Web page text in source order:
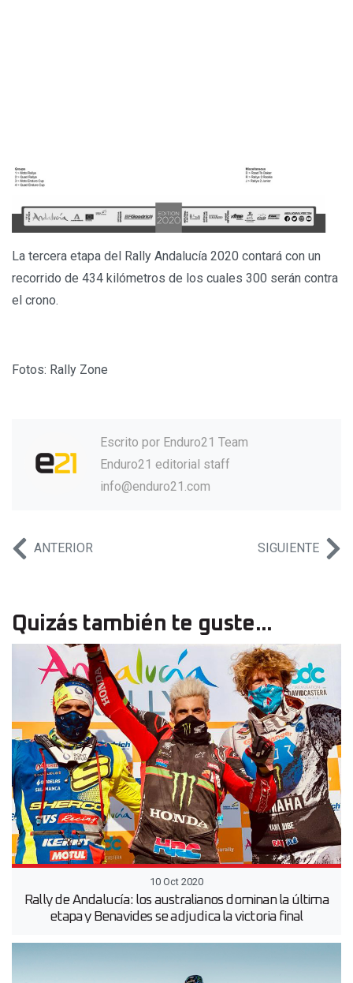
La tercera etapa del Rally Andalucía 2020 contará con un
recorrido de 434 kilómetros de los cuales 300 serán contra
el crono.
Fotos: Rally Zone
Escrito por Enduro21 Team
Enduro21 editorial staff
info@enduro21.com
ANTERIOR SIGUIENTE
Quizás también te guste...
10 Oct 2020
Rally de Andalucía: los australianos dominan la última
etapa y Benavides se adjudica la victoria final